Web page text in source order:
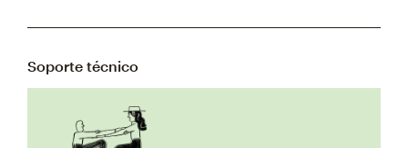
Soporte técnico